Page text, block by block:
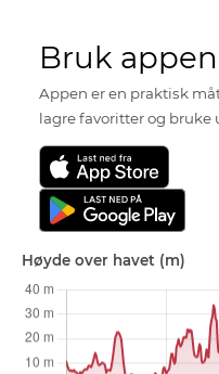
Bruk
Appen er en praktisk
lagre favoritter og
Høyde over havet (m)